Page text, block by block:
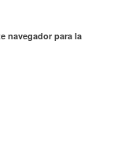
navegador para la